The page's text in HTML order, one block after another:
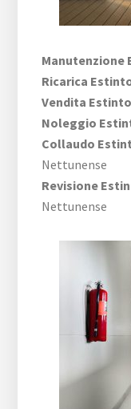
Manutenzione
Ricarica
Vendita
Noleggio
Collaudo
Nettunense
Revisione
Nettunense